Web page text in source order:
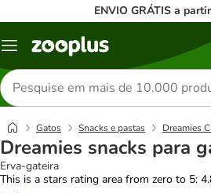
ENVIO GRÁTIS a
Menu
Pesquisar
produtos
Gatos Snacks e pastas Dreamies
Dreamies snacks para
Erva-gateira
This is a stars rating area from zero to 5: